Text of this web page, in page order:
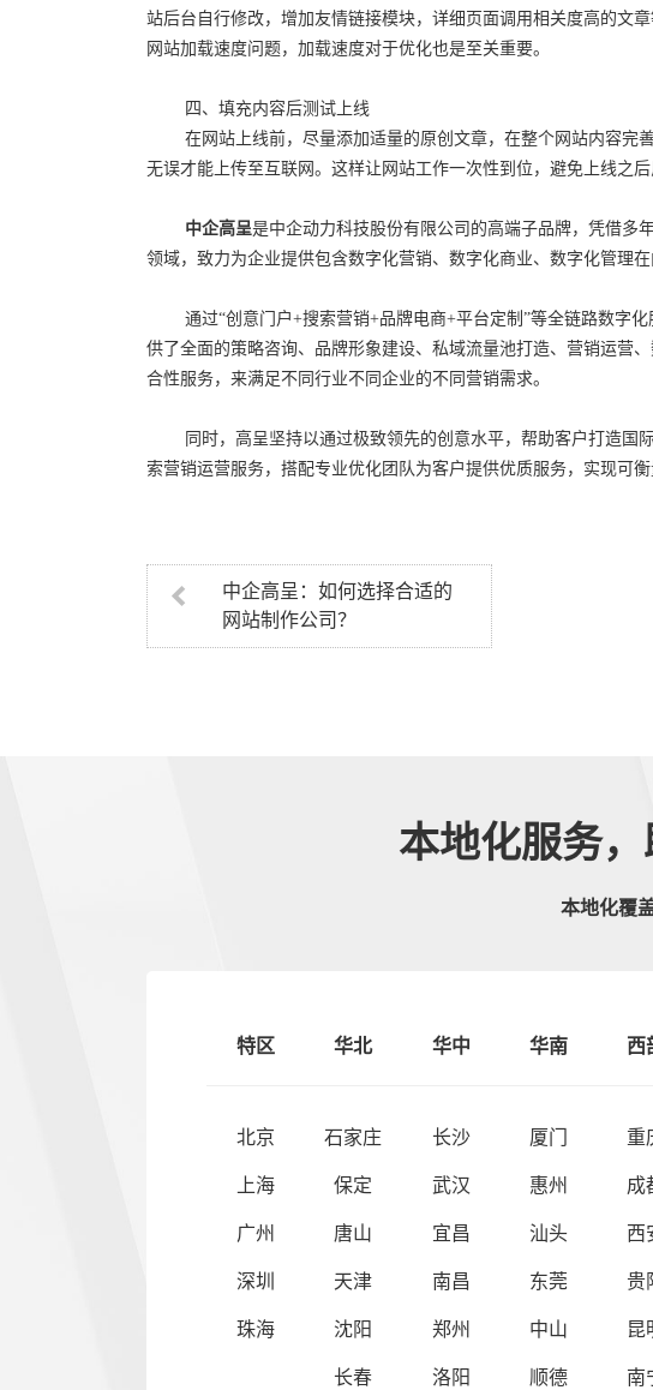
站后台自行修改，增加友情链接模块，详细页面调用相关度高的文
网站加载速度问题，加载速度对于优化也是至关重要。
四、填充内容后测试上线
在网站上线前，尽量添加适量的原创文章，在整个网站内容完
无误才能上传至互联网。这样让网站工作一次性到位，避免上线之
中企高呈是中企动力科技股份有限公司的高端子品牌，凭借多
领域，致力为企业提供包含数字化营销、数字化商业、数字化管理在
通过“创意门户+搜索营销+品牌电商+平台定制”等全链路数字
供了全面的策略咨询、品牌形象建设、私域流量池打造、营销运营
合性服务，来满足不同行业不同企业的不同营销需求。
同时，高呈坚持以通过极致领先的创意水平，帮助客户打造国
索营销运营服务，搭配专业优化团队为客户提供优质服务，实现可衡
中企高呈：如何选择合适的
网站制作公司？
本地化服务
本地化覆
特区
北京
上海
广州
深圳
珠海
华北
石家庄
保定
唐山
天津
沈阳
长春
华中
长沙
武汉
宜昌
南昌
郑州
洛阳
华南
厦门
惠州
汕头
东莞
中山
顺德
西
重
成
西
贵
昆
南